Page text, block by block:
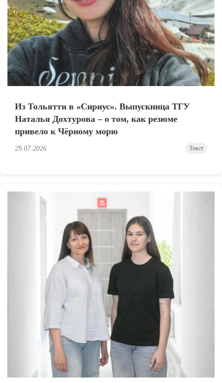
Из Тольятти в «Сириус». Выпускница ТГУ
Наталья Дохтурова – о том, как резюме
привело к Чёрному морю
29.07.2026 Текст